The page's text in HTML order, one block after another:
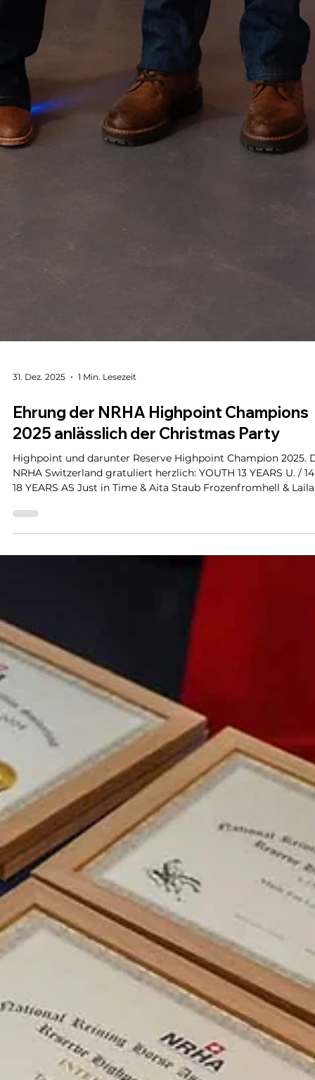
31. Dez. 2025 1 Min. Lesezeit
Ehrung der NRHA Highpoint Champions
Staub PRIME TIME NON PRO Rowdy Rooster Yankee &
OPEN Rowdy Rooster Yankee & Barbara Schaer HR Vincent
Vega & Sebastian Woerwag LIMITED NON PRO Made For
Loving & Erika Braun Skippadee Doo Dah & Aline Pfaff
INTERMEDIATE NON PRO Made For